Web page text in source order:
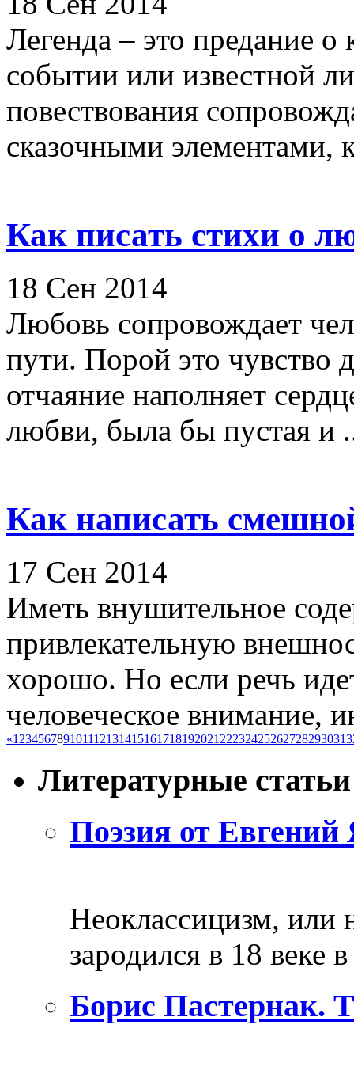
Легенда – это предание о
событии или известной
повествования
сказочными элементами,
Как писать стихи о
18 Сен 2014
Любовь сопровождает
пути. Порой это чувство
отчаяние наполняет
любви, была бы пустая и
Как написать
17 Сен 2014
Иметь внушительное
привлекательную
хорошо. Но если речь
человеческое внимание,
«1 23456789101112131415161718192021 22232425262728293031
Литературные статьи
Поэзия от Евгений
Неоклассицизм, или
зародился в 18 веке
Борис Пастернак.